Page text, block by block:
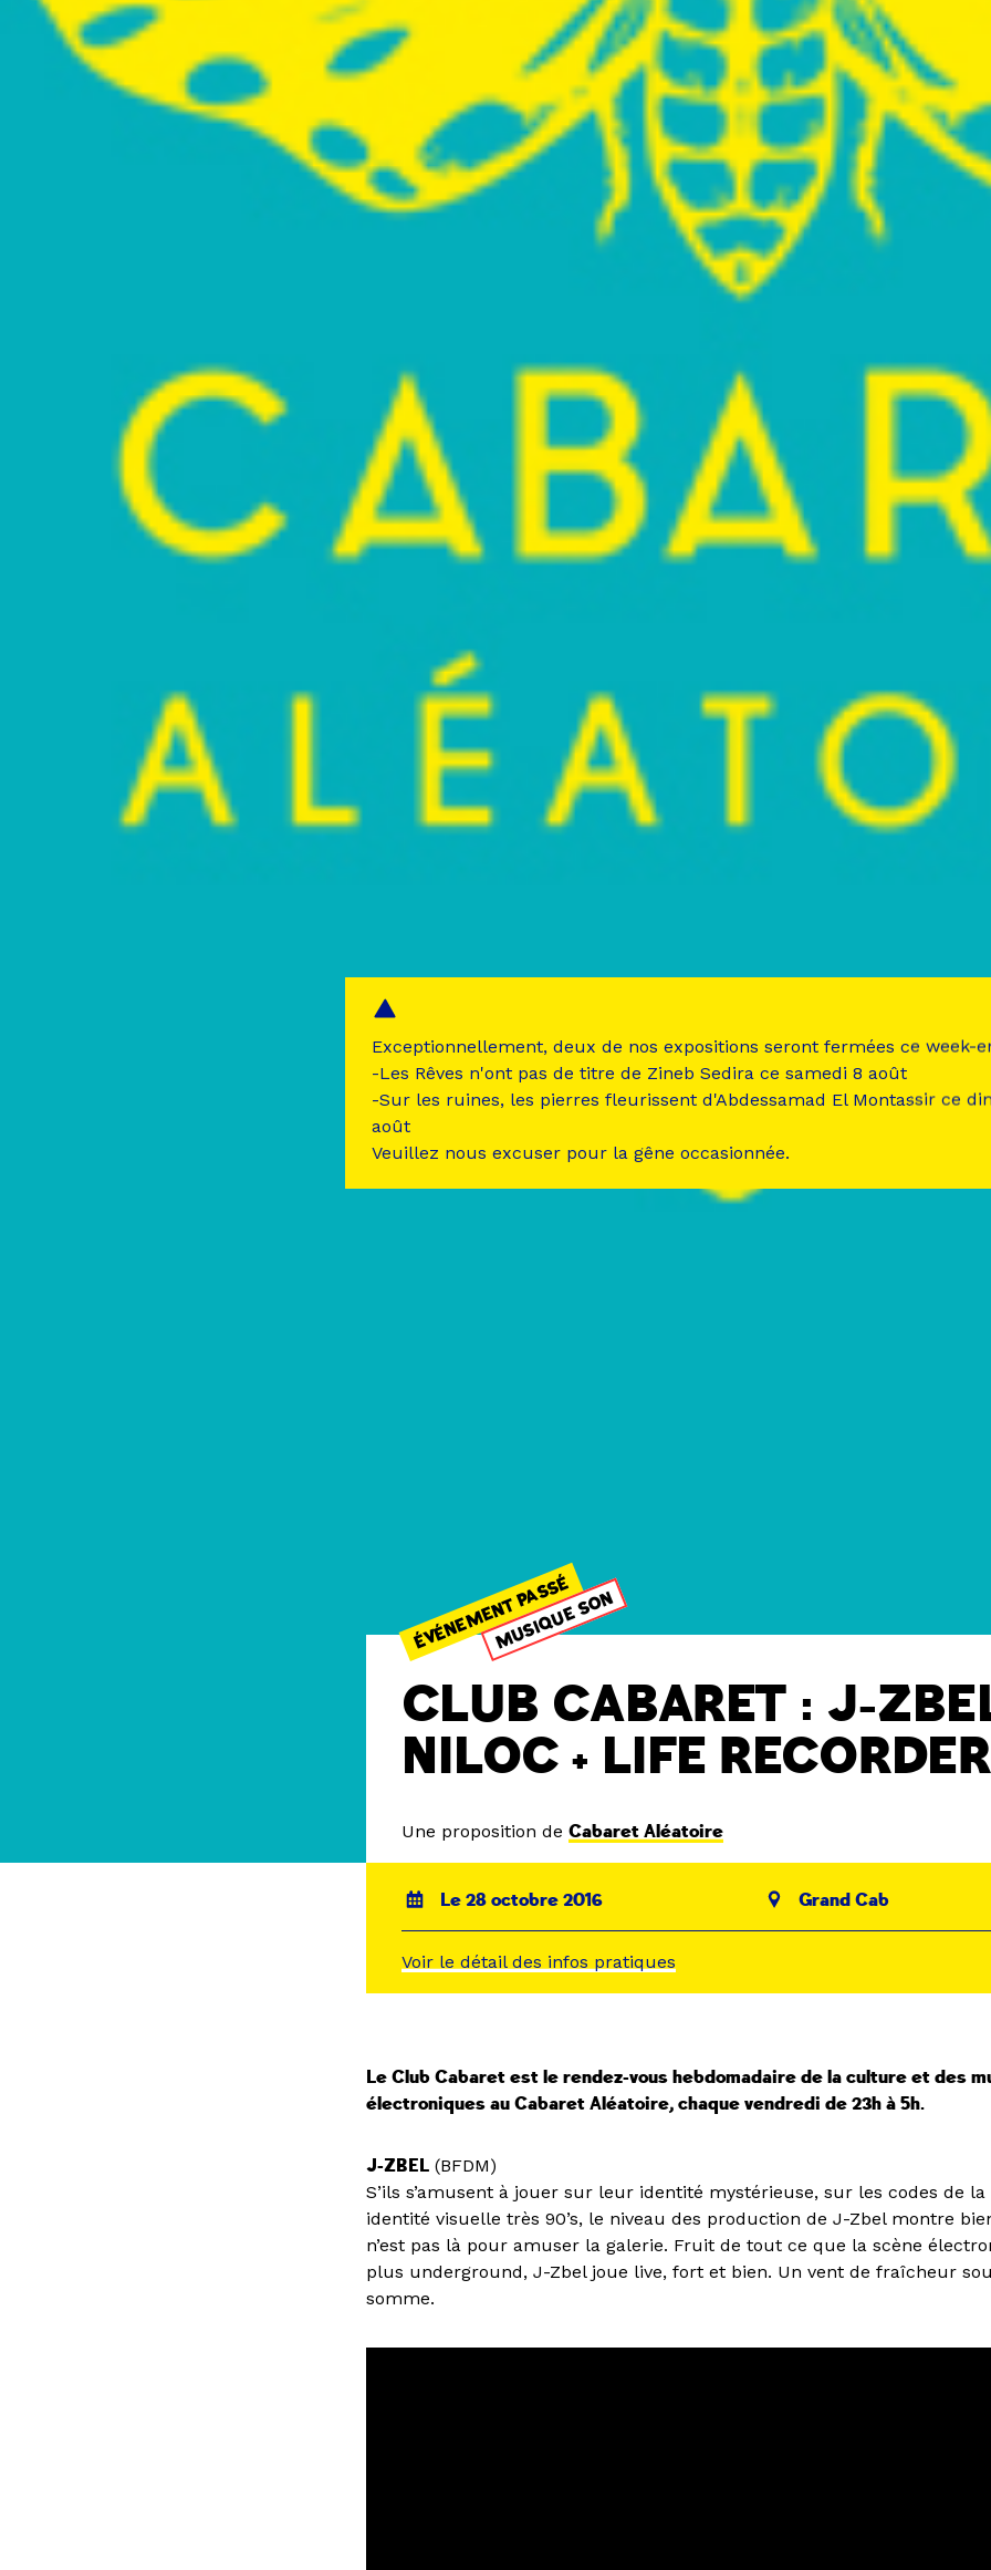
ÉVÉNEMENT PASSÉ
MUSIQUE SON
CLUB CABARET : J-
NILOC + LIFE
Une proposition deCabaret Aléatoire
Le 28 octobre 2016 Grand Cab
Voir le détail des infos pratiques
Le Club Cabaret est le rendez-vous hebdomadaire de la culture et des
électroniques au Cabaret Aléatoire, chaque vendredi de 23h à 5h.
J-ZBEL (BFDM)
S’ils s’amusent à jouer sur leur identité mystérieuse, sur les codes de
identité visuelle très 90’s, le niveau des production de J-Zbel montre
n’est pas là pour amuser la galerie. Fruit de tout ce que la scène
plus underground, J-Zbel joue live, fort et bien. Un vent de fraîcheur
somme.
Exceptionnellement, deux de nos expositions seront fermées ce week-
-Les Rêves n'ont pas de titre de Zineb Sedira ce samedi 8 août
-Sur les ruines, les pierres fleurissent d'Abdessamad El Montassir ce
août
Veuillez nous excuser pour la gêne occasionnée.